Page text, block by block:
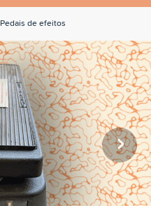
Pedais de efeitos